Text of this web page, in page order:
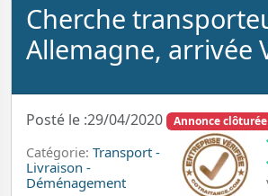
Cherche
Allemagne, arrivée
Posté le :29/04/2020 Annonce clôturée
Catégorie: Transport -
Livraison -
Déménagement